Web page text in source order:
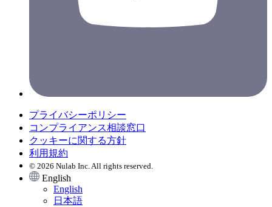
プライバシーポリシー
コンプライアンス相談窓口
クッキーに関する方針
利用規約
© 2026 Nulab Inc. All rights reserved.
English
English
日本語